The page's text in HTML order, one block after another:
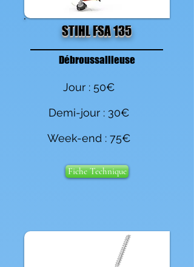
STIHL FSA 135
Débroussailleuse
Jour : 50€
Demi-jour : 30€
Week-end : 75€
Fiche Technique